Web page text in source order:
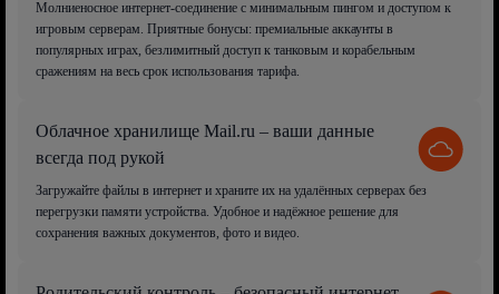
Молниеносное интернет-соединение с минимальным пингом и доступом к
игровым серверам. Приятные бонусы: премиальные аккаунты в
популярных играх, безлимитный доступ к танковым и корабельным
сражениям на весь срок использования тарифа.
Облачное хранилище Mail.ru – ваши данные
всегда под рукой
Загружайте файлы в интернет и храните их на удалённых серверах без
перегрузки памяти устройства. Удобное и надёжное решение для
сохранения важных документов, фото и видео.